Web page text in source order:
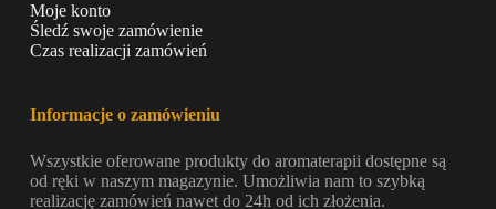
Moje konto
Śledź swoje zamówienie
Czas realizacji zamówień
Informacje o zamówieniu
Wszystkie oferowane produkty do aromaterapii dostępne są
od ręki w naszym magazynie. Umożliwia nam to szybką
realizację zamówień nawet do 24h od ich złożenia.